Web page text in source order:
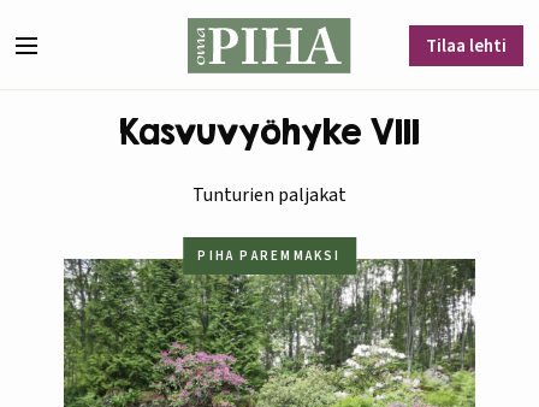
Tilaa lehti
Kasvuvyöhyke VIII
Tunturien paljakat
PIHA PAREMMAKSI